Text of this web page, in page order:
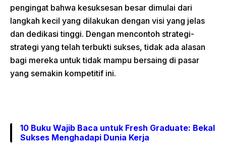
pengingat bahwa kesuksesan besar dimulai dari
langkah kecil yang dilakukan dengan visi yang jelas
dan dedikasi tinggi. Dengan mencontoh strategi-
strategi yang telah terbukti sukses, tidak ada alasan
bagi mereka untuk tidak mampu bersaing di pasar
yang semakin kompetitif ini.
10 Buku Wajib Baca untuk Fresh Graduate: Bekal
Sukses Menghadapi Dunia Kerja